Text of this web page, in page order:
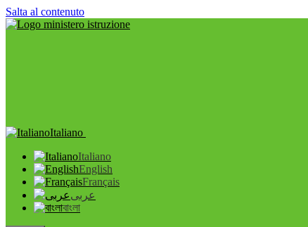
Salta al contenuto
Italiano
Italiano
English
Français
عربى
বাংলা